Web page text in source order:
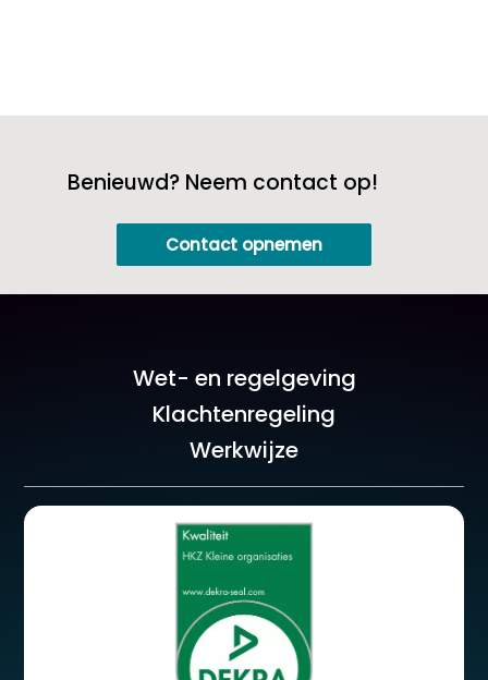
Benieuwd? Neem contact op!
Contact opnemen
Wet- en regelgeving
Klachtenregeling
Werkwijze